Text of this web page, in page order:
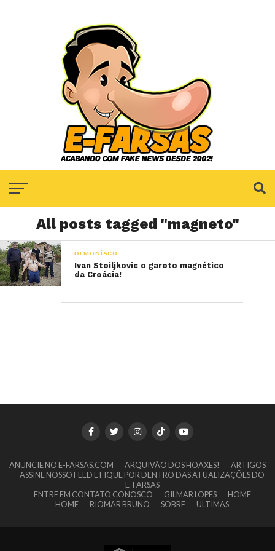
All posts tagged "magneto"
DEMONÍACO
Ivan Stoiljkovic o garoto magnético
da Croácia!
ANUNCIE NO E-FARSAS.COM ARQUIVÃO DOS HOAXES!
ARTIGOS
ASSINE NOSSO FEED E FIQUE POR DENTRO DAS ATUALIZAÇÕES DO
E-FARSAS
ENTRE EM CONTATO CONOSCO
GILMAR LOPES
HOME
HOME
RIOMAR BRUNO SOBRE ULTIMAS